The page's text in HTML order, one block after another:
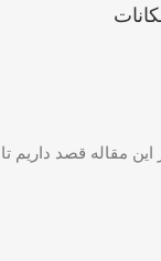
مقاله قصد داریم تا